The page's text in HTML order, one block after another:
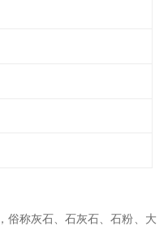
俗称灰石、石灰石、石粉、大